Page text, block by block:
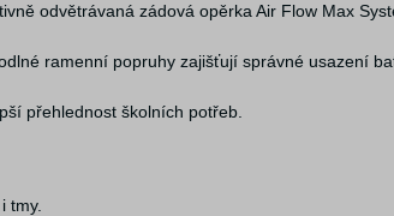
odvětrávaná zádová opěrka Air Flow Max
ramenní popruhy zajišťují správné usazení
přehlednost školních potřeb.
tmy.